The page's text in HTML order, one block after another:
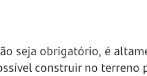
seja obrigatório, é
construir no terreno